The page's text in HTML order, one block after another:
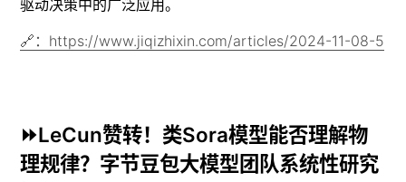
驱动决策中的广泛应用。
🔗：https://www.jiqizhixin.com/articles/2024-11-08-5
⏩LeCun赞转！类Sora模型能否理解物
理规律？字节豆包大模型团队系统性研究